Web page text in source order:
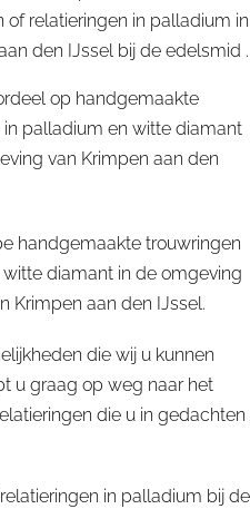
relatieringen in palladium in
den IJssel bij de edelsmid .
op handgemaakte
palladium en witte diamant
van Krimpen aan den
handgemaakte trouwringen
diamant in de omgeving
Krimpen aan den IJssel.
die wij u kunnen
u graag op weg naar het
die u in gedachten
in palladium bij de